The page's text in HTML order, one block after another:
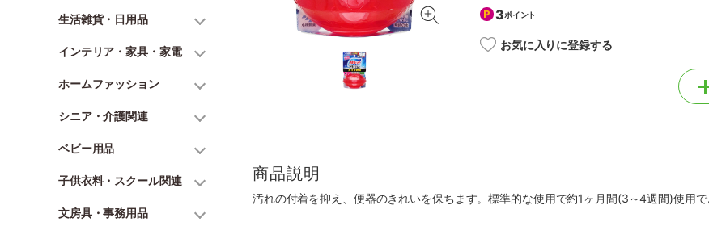
生活雑貨・日用品
インテリア・家具・家電
ホームファッション
シニア・介護関連
ベビー用品
子供衣料・スクール関連
文房具・事務用品
3ポイント
お気に入りに登録する
商品説明
汚れの付着を抑え、便器のきれいを保ちます。標準的な使用で約1ヶ月間(3～4週間)使用